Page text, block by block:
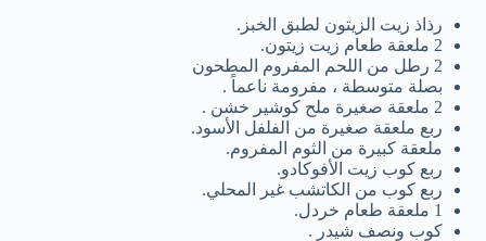
رذاذ زيت الزيتون لطبق الخبز.
2 ملعقة طعام زيت زيتون.
2 رطل من اللحم المفروم المطحون
بصلة متوسطة ، مفرومة ناعماً .
2 ملعقة صغيرة ملح كوشير خشن .
ربع ملعقة صغيرة من الفلفل الأسود.
ملعقة كبيرة من الثوم المفروم.
ربع كوب زيت الأفوكادو.
ربع كوب من الكاتشب غير المحلي.
1 ملعقة طعام خردل.
كوب ونصف شيدر .